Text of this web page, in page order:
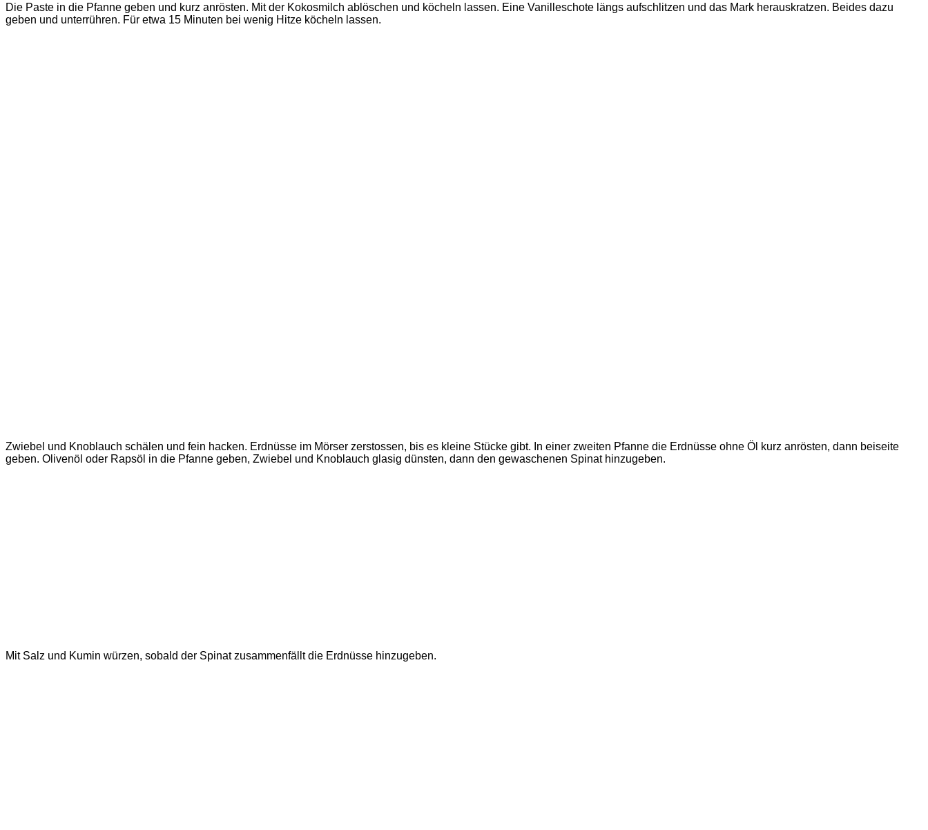
Die Paste in die Pfanne geben und kurz anrösten. Mit der Kokosmilch ablöschen und köcheln lassen. Eine Vanilleschote längs aufschlitzen und das Mark herauskratzen. Beides dazu
geben und unterrühren. Für etwa 15 Minuten bei wenig Hitze köcheln lassen.
Zwiebel und Knoblauch schälen und fein hacken. Erdnüsse im Mörser zerstossen, bis es kleine Stücke gibt. In einer zweiten Pfanne die Erdnüsse ohne Öl kurz anrösten, dann beiseite
geben. Olivenöl oder Rapsöl in die Pfanne geben, Zwiebel und Knoblauch glasig dünsten, dann den gewaschenen Spinat hinzugeben.
Mit Salz und Kumin würzen, sobald der Spinat zusammenfällt die Erdnüsse hinzugeben.